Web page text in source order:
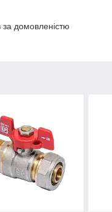
домовленістю